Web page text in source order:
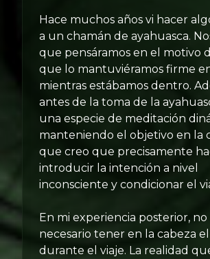
Hace muchos años vi hacer
a un chamán de ayahuasca.
que pensáramos en el motivo
que lo mantuviéramos firme
mientras estábamos dentro.
antes de la toma de la
una especie de meditación
manteniendo el objetivo en la
que creo que precisamente
introducir la intención a nivel
inconsciente y condicionar el
En mi experiencia posterior,
necesario tener en la cabeza
durante el viaje. La realidad